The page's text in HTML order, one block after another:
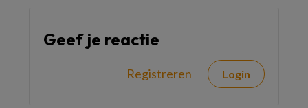
Geef je reactie
Registreren Login